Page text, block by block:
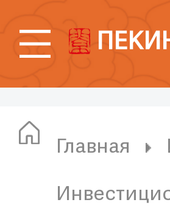
Главная